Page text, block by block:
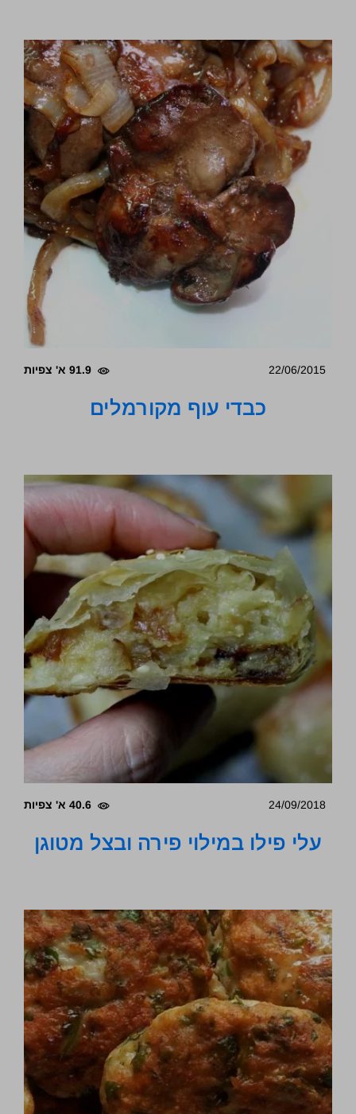
22/06/2015 91.9 א' צפיות
כבדי עוף מקורמלים
24/09/2018 40.6 א' צפיות
עלי פילו במילוי פירה ובצל מטוגן